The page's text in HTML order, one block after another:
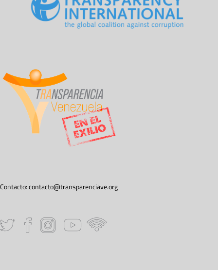
Contacto:contacto@transparenciave.org